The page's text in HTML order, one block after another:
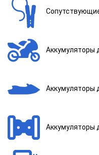
Аккумуляторы
Аккумуляторы
Аккумуляторы